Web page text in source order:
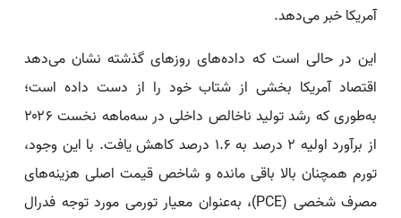
آمریکا خبر می‌دهد.
این در حالی است که داده‌های روزهای گذشته نشان می‌دهد
اقتصاد آمریکا بخشی از شتاب خود را از دست داده است؛
به‌طوری که رشد تولید ناخالص داخلی در سه‌ماهه نخست ۲۰۲۶
از برآورد اولیه ۲ درصد به ۱.۶ درصد کاهش یافت. با این وجود،
تورم همچنان بالا باقی مانده و شاخص قیمت اصلی هزینه‌های
مصرف شخصی (PCE)، به‌عنوان معیار تورمی مورد توجه فدرال